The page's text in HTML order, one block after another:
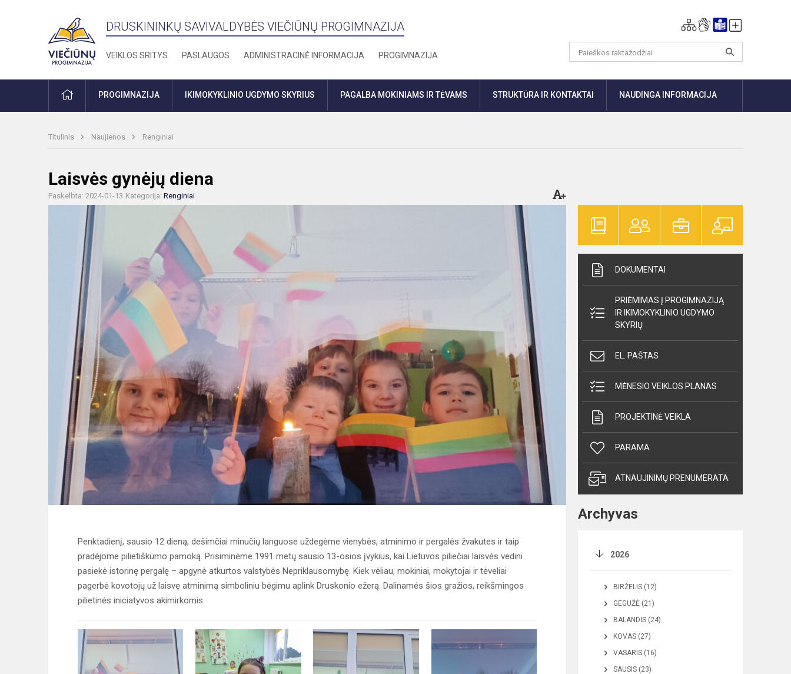
DRUSKININKŲ SAVIVALDYBĖS VIEČIŪNŲ PROGIMNAZIJA
VEIKLOS SRITYS PASLAUGOS ADMINISTRACINĖ INFORMACIJA PROGIMNAZIJA
PRADŽIAPROGIMNAZIJA IKIMOKYKLINIO UGDYMO SKYRIUS PAGALBA MOKINIAMS IR TĖVAMS STRUKTŪRA IR KONTAKTAI NAUDINGA INFORMACIJA
Titulinis Naujienos Renginiai
Laisvės gynėjų diena
Paskelbta: 2024-01-13 Kategorija: Renginiai
Penktadienį, sausio 12 dieną, dešimčiai minučių languose uždegėme vienybės, atminimo ir pergalės žvakutes ir taip
pradėjome pilietiškumo pamoką. Prisiminėme 1991 metų sausio 13-osios įvykius, kai Lietuvos piliečiai laisvės vedini
pasiekė istorinę pergalę – apgynė atkurtos valstybės Nepriklausomybę. Kiek vėliau, mokiniai, mokytojai ir tėveliai
pagerbė kovotojų už laisvę atminimą simboliniu bėgimu aplink Druskonio ežerą. Dalinamės šios gražios, reikšmingos
pilietinės iniciatyvos akimirkomis.
DOKUMENTAI
PRIĖMIMAS Į PROGIMNAZIJĄ
IR IKIMOKYKLINIO UGDYMO
SKYRIŲ
EL. PAŠTAS
MĖNESIO VEIKLOS PLANAS
PROJEKTINĖ VEIKLA
PARAMA
ATNAUJINIMŲ PRENUMERATA
Archyvas
2026
BIRŽELIS (12)
GEGUŽĖ (21)
BALANDIS (24)
KOVAS (27)
VASARIS (16)
SAUSIS (23)